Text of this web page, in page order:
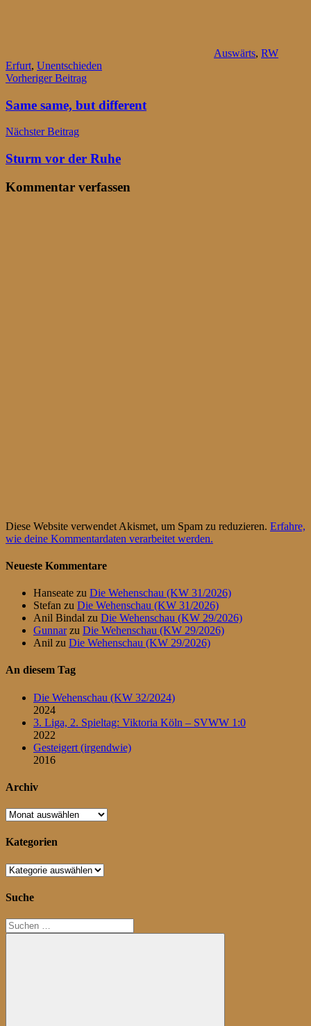
Auswärts, RW
Erfurt, Unentschieden
Beitragsnavigation
Vorheriger Beitrag
Same same, but different
Nächster Beitrag
Sturm vor der Ruhe
Kommentar verfassen
Diese Website verwendet Akismet, um Spam zu reduzieren. Erfahre,
wie deine Kommentardaten verarbeitet werden.
Neueste Kommentare
Hanseate zu Die Wehenschau (KW 31/2026)
Stefan zu Die Wehenschau (KW 31/2026)
Anil Bindal zu Die Wehenschau (KW 29/2026)
Gunnarzu Die Wehenschau (KW 29/2026)
Anil zu Die Wehenschau (KW 29/2026)
An diesem Tag
Die Wehenschau (KW 32/2024)
2024
3. Liga, 2. Spieltag: Viktoria Köln – SVWW 1:0
2022
Gesteigert (irgendwie)
2016
Archiv
Archiv
Kategorien
Kategorien
Suche
Suchen
nach: